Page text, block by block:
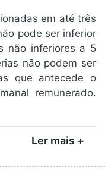
em até três
pode ser inferior
não inferiores a 5
não podem ser
que antecede o
remunerado.
Ler mais +